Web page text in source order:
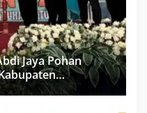
Jaya Pohan